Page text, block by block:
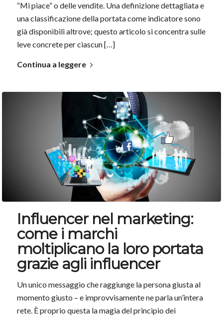
“Mi piace” o delle vendite. Una definizione dettagliata e
una classificazione della portata come indicatore sono
già disponibili altrove; questo articolo si concentra sulle
leve concrete per ciascun […]
Continua a leggere
Influencer nel marketing:
come i marchi
moltiplicano la loro portata
grazie agli influencer
Un unico messaggio che raggiunge la persona giusta al
momento giusto – e improvvisamente ne parla un’intera
rete. È proprio questa la magia del principio dei